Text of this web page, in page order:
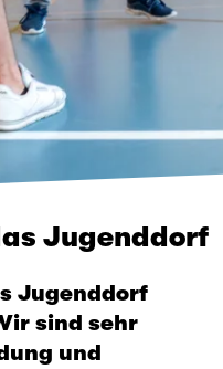
Jugenddorf
Jugenddorf
sind sehr
und